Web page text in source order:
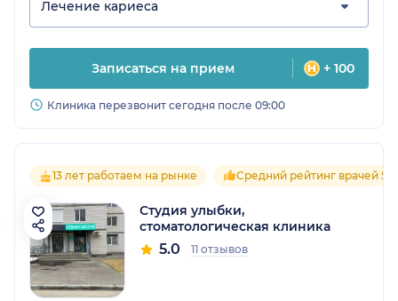
Лечение кариеса
Записаться на прием + 100
Клиника перезвонит сегодня после 09:00
13 лет работаем на рынке Средний рейтинг врачей 5.0
Студия улыбки,
стоматологическая клиника
5.0 11 отзывов